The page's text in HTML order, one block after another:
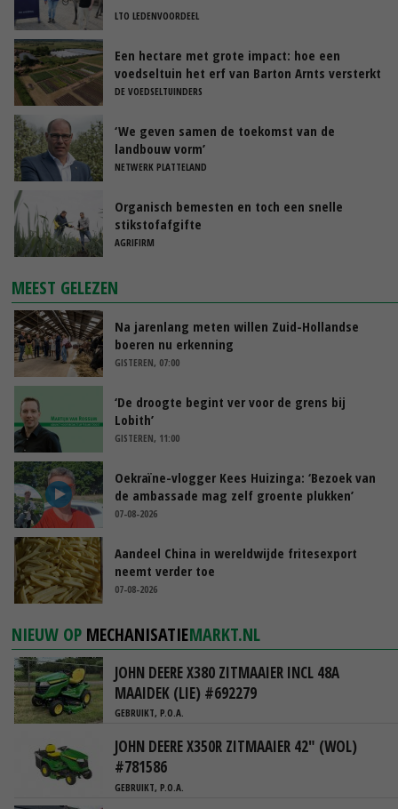
LTO LEDENVOORDEEL
Een hectare met grote impact: hoe een
voedseltuin het erf van Barton Arnts versterkt
DE VOEDSELTUINDERS
‘We geven samen de toekomst van de
landbouw vorm’
NETWERK PLATTELAND
Organisch bemesten en toch een snelle
stikstofafgifte
AGRIFIRM
MEEST GELEZEN
Na jarenlang meten willen Zuid-Hollandse
boeren nu erkenning
GISTEREN, 07:00
‘De droogte begint ver voor de grens bij
Lobith’
GISTEREN, 11:00
Oekraïne-vlogger Kees Huizinga: ‘Bezoek van
de ambassade mag zelf groente plukken’
07-08-2026
Aandeel China in wereldwijde fritesexport
neemt verder toe
07-08-2026
NIEUW OP MECHANISATIEMARKT.NL
JOHN DEERE X380 ZITMAAIER INCL 48A
MAAIDEK (LIE) #692279
GEBRUIKT, P.O.A.
JOHN DEERE X350R ZITMAAIER 42" (WOL)
#781586
GEBRUIKT, P.O.A.